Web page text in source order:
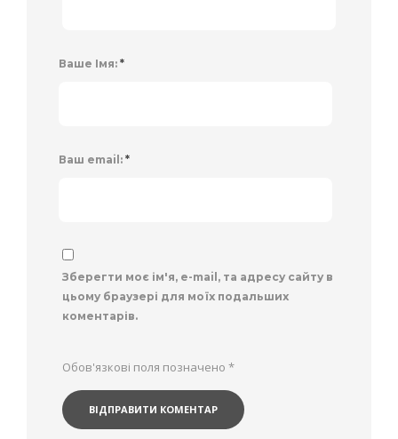
Ваше Імя: *
Ваш email: *
Зберегти моє ім'я, e-mail, та адресу сайту в
цьому браузері для моїх подальших
коментарів.
Обов'язкові поля позначено *